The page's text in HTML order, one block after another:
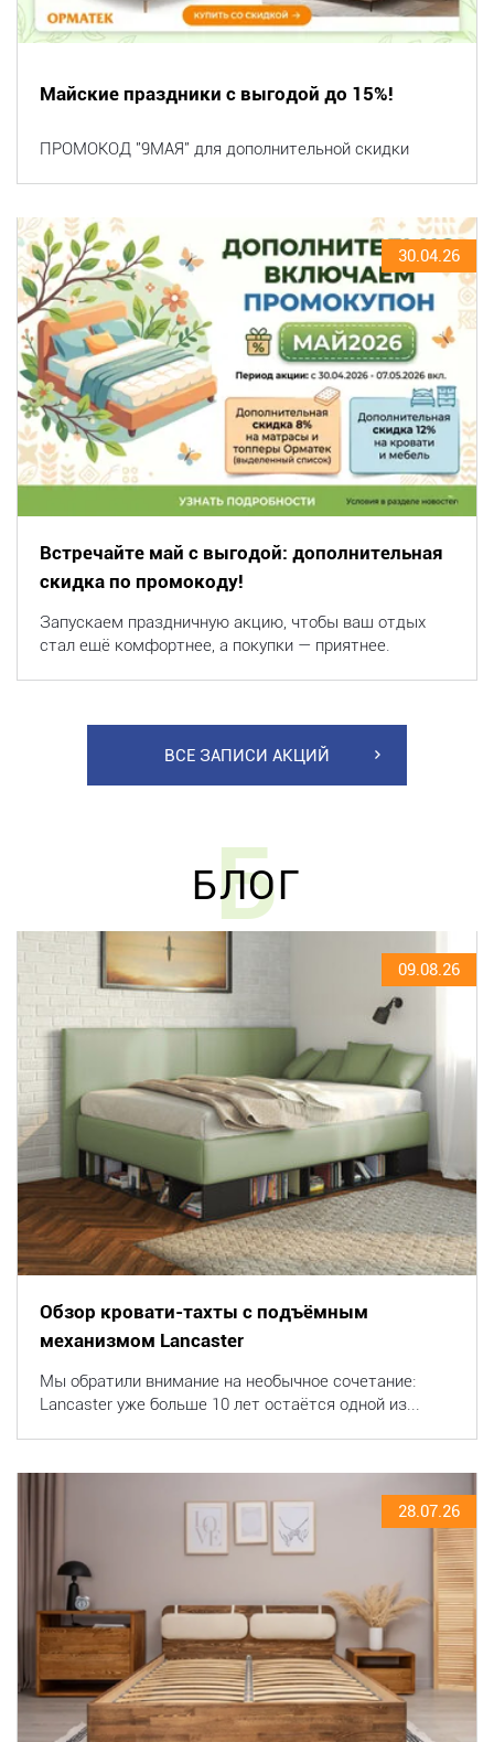
Майские праздники с выгодой до 15%!
ПРОМОКОД "9МАЯ" для дополнительной скидки
30.04.26
Встречайте май с выгодой: дополнительная
скидка по промокоду!
Запускаем праздничную акцию, чтобы ваш отдых
стал ещё комфортнее, а покупки — приятнее.
ВСЕ ЗАПИСИ АКЦИЙ
Б
БЛОГ
09.08.26
Обзор кровати-тахты с подъёмным
механизмом Lancaster
Мы обратили внимание на необычное сочетание:
Lancaster уже больше 10 лет остаётся одной из...
28.07.26